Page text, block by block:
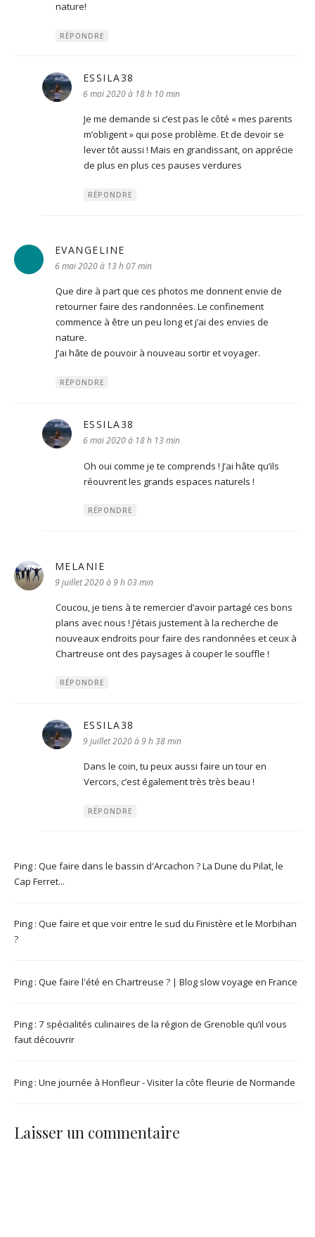
nature!
RÉPONDRE
ESSILA38
6 mai 2020 à 18 h 10 min
Je me demande si c’est pas le côté « mes parents
m’obligent » qui pose problème. Et de devoir se
lever tôt aussi ! Mais en grandissant, on apprécie
de plus en plus ces pauses verdures
RÉPONDRE
EVANGELINE
6 mai 2020 à 13 h 07 min
Que dire à part que ces photos me donnent envie de
retourner faire des randonnées. Le confinement
commence à être un peu long et j’ai des envies de
nature.
J’ai hâte de pouvoir à nouveau sortir et voyager.
RÉPONDRE
ESSILA38
6 mai 2020 à 18 h 13 min
Oh oui comme je te comprends ! J’ai hâte qu’ils
réouvrent les grands espaces naturels !
RÉPONDRE
MELANIE
9 juillet 2020 à 9 h 03 min
Coucou, je tiens à te remercier d’avoir partagé ces bons
plans avec nous ! J’étais justement à la recherche de
nouveaux endroits pour faire des randonnées et ceux à
Chartreuse ont des paysages à couper le souffle !
RÉPONDRE
ESSILA38
9 juillet 2020 à 9 h 38 min
Dans le coin, tu peux aussi faire un tour en
Vercors, c’est également très très beau !
RÉPONDRE
Ping : Que faire dans le bassin d'Arcachon ? La Dune du Pilat, le
Cap Ferret...
Ping : Que faire et que voir entre le sud du Finistère et le Morbihan
?
Ping : Que faire l'été en Chartreuse ? | Blog slow voyage en France
Ping : 7 spécialités culinaires de la région de Grenoble qu’il vous
faut découvrir
Ping : Une journée à Honfleur - Visiter la côte fleurie de Normande
Laisser un commentaire